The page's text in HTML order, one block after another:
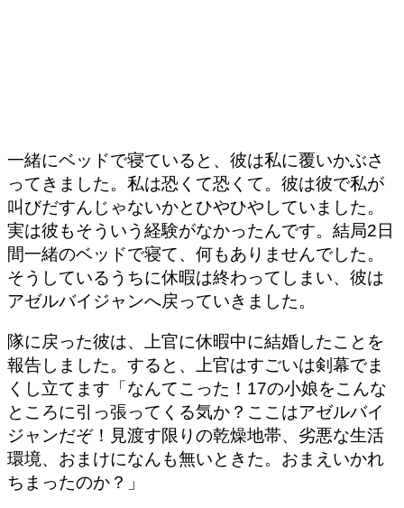
一緒にベッドで寝ていると、彼は私に覆いかぶさ
ってきました。私は恐くて恐くて。彼は彼で私が
叫びだすんじゃないかとひやひやしていました。
実は彼もそういう経験がなかったんです。結局2日
間一緒のベッドで寝て、何もありませんでした。
そうしているうちに休暇は終わってしまい、彼は
アゼルバイジャンへ戻っていきました。
隊に戻った彼は、上官に休暇中に結婚したことを
報告しました。すると、上官はすごいは剣幕でま
くし立てます「なんてこった！17の小娘をこんな
ところに引っ張ってくる気か？ここはアゼルバイ
ジャンだぞ！見渡す限りの乾燥地帯、劣悪な生活
環境、おまけになんも無いときた。おまえいかれ
ちまったのか？」